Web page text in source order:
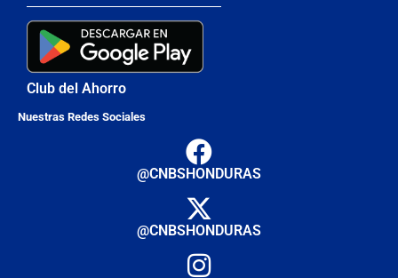
Club del Ahorro
Nuestras Redes Sociales
@CNBSHONDURAS
@CNBSHONDURAS